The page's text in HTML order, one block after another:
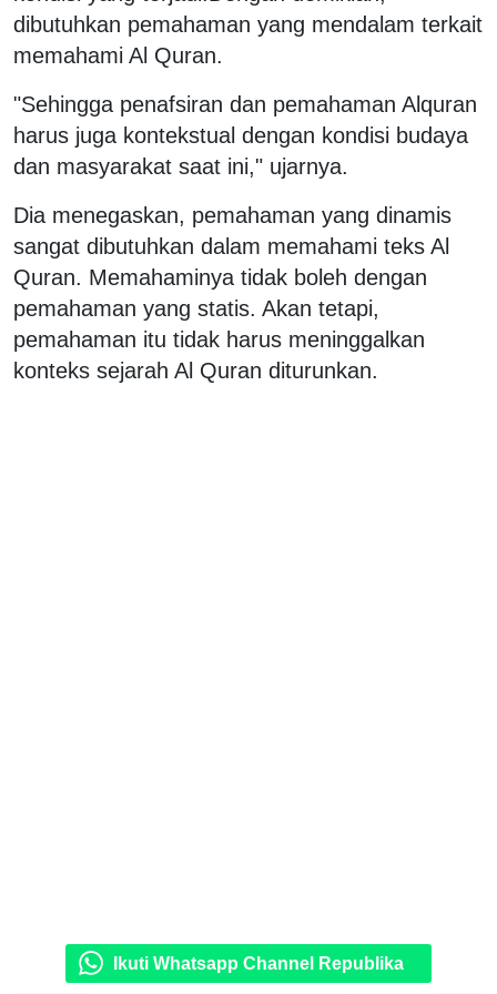
dibutuhkan pemahaman yang mendalam terkait
memahami Al Quran.
"Sehingga penafsiran dan pemahaman Alquran
harus juga kontekstual dengan kondisi budaya
dan masyarakat saat ini," ujarnya.
Dia menegaskan, pemahaman yang dinamis
sangat dibutuhkan dalam memahami teks Al
Quran. Memahaminya tidak boleh dengan
pemahaman yang statis. Akan tetapi,
pemahaman itu tidak harus meninggalkan
konteks sejarah Al Quran diturunkan.
Ikuti Whatsapp Channel Republika